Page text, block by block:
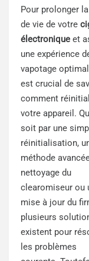
Pour prolonger
de vie de votre
électronique et
une expérience
vapotage
est crucial de
comment
votre appareil.
soit par une
réinitialisation,
méthode
nettoyage du
clearomiseur ou
mise à jour du
plusieurs
existent pour
les problèmes